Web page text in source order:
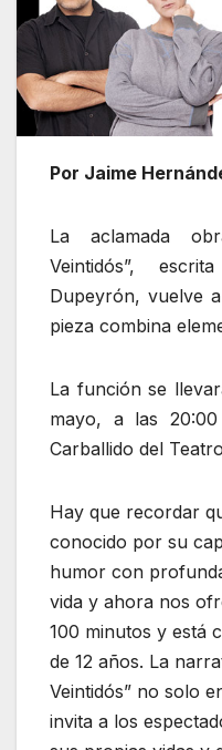
Por Jaime
La aclamada
Veintidós”,
Dupeyrón, vuelve
pieza combina
La función se
mayo, a las
Carballido del
Hay que recordar
conocido por su
humor con
vida y ahora nos
100 minutos y está
de 12 años. La
Veintidós” no solo
invita a los